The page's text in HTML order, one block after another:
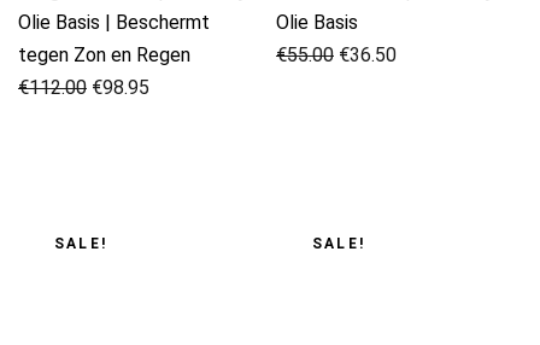
Olie Basis | Beschermt
tegen Zon en Regen
€112.00
Oorspronkelijke
€98.95
Huidige
Olie Basis
€55.00
Oorspronkelijke
€36.50
Huidige
SALE! SALE!